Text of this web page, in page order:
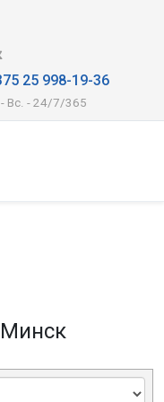
25 998-19-36
Вс. - 24/7/365